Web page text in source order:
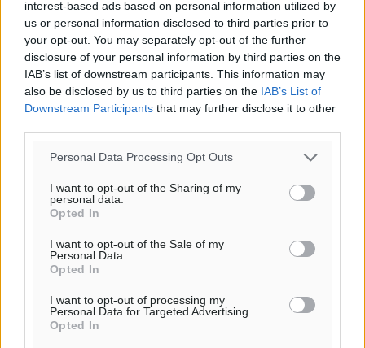
interest-based ads based on personal information utilized by
us or personal information disclosed to third parties prior to
your opt-out. You may separately opt-out of the further
disclosure of your personal information by third parties on the
IAB’s list of downstream participants. This information may
also be disclosed by us to third parties on the IAB’s List of
Downstream Participants that may further disclose it to other
Personal Data Processing Opt Outs
I want to opt-out of the Sharing of my
personal data.
Opted In
I want to opt-out of the Sale of my
Personal Data.
Opted In
I want to opt-out of processing my
Personal Data for Targeted Advertising.
Opted In
ΔΕ
29°
ΤΡ
28°
ΤΕ